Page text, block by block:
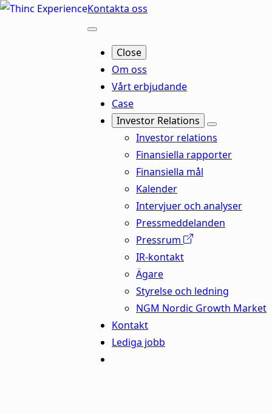
Kontakta oss
Close
Om oss
Vårt erbjudande
Case
Investor Relations
Investor relations
Finansiella rapporter
Finansiella mål
Kalender
Intervjuer och analyser
Pressmeddelanden
Pressrum
IR-kontakt
Ägare
Styrelse och ledning
NGM Nordic Growth Market
Kontakt
Lediga jobb